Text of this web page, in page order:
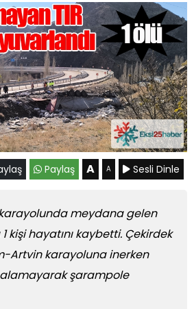
Paylaş A A Sesli Dinle
meydana gelen
kişi hayatını kaybetti. Çekirdek
Artvin karayoluna inerken
şarampole